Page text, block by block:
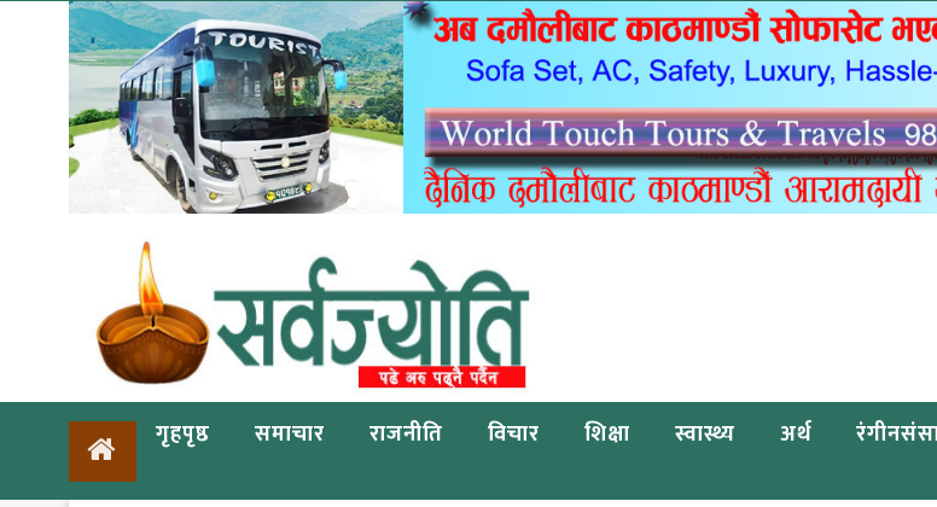
गृहपृष्ठ समाचार राजनीति विचार शिक्षा स्वास्थ्य अर्थ